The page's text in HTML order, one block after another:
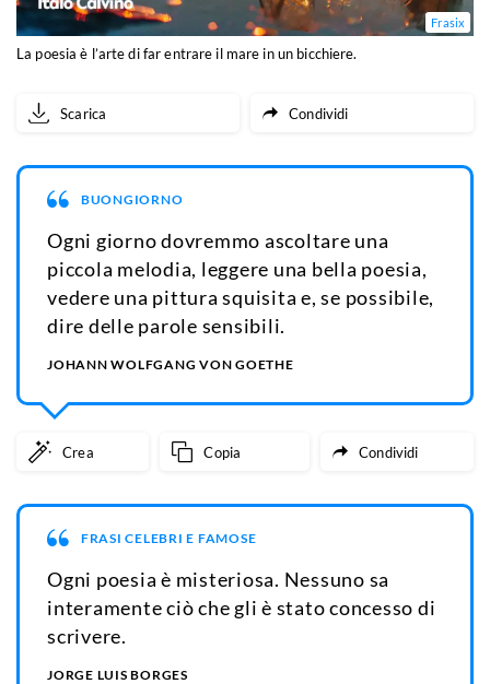
Frasix
La poesia è l’arte di far entrare il mare in un bicchiere.
Scarica Condividi
BUONGIORNO
Ogni giorno dovremmo ascoltare una
piccola melodia, leggere una bella poesia,
vedere una pittura squisita e, se possibile,
dire delle parole sensibili.
JOHANN WOLFGANG VON GOETHE
Crea Copia Condividi
FRASI CELEBRI E FAMOSE
Ogni poesia è misteriosa. Nessuno sa
interamente ciò che gli è stato concesso di
scrivere.
JORGE LUIS BORGES